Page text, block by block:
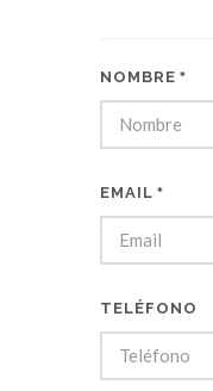
NOMBRE *
EMAIL *
TELÉFONO